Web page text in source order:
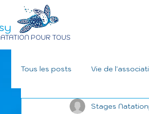
POUR TOUS
Tous les posts Vie de
Stages